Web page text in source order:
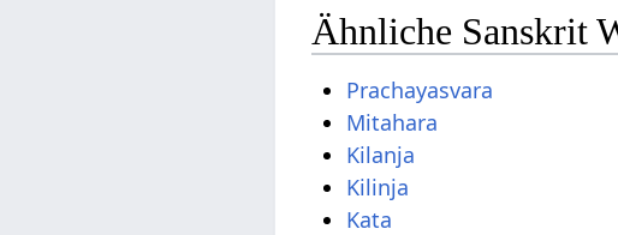
Ähnliche Sanskrit
Prachayasvara
Mitahara
Kilanja
Kilinja
Kata